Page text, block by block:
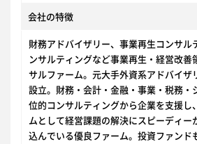
会社の特徴
財務アドバイザリー、事業再生コンサル
ンサルティングなど事業再生・経営改善
サルファーム。元大手外資系アドバイザ
設立。財務・会計・金融・事業・税務・
位的コンサルティングから企業を支援し
ムとして経営課題の解決にスピーディー
込んでいる優良ファーム。投資ファンド